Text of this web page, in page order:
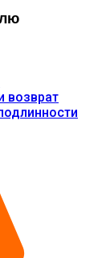
возврат